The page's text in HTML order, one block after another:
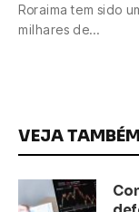
Roraima tem sido
milhares de…
VEJA TAMBÉM